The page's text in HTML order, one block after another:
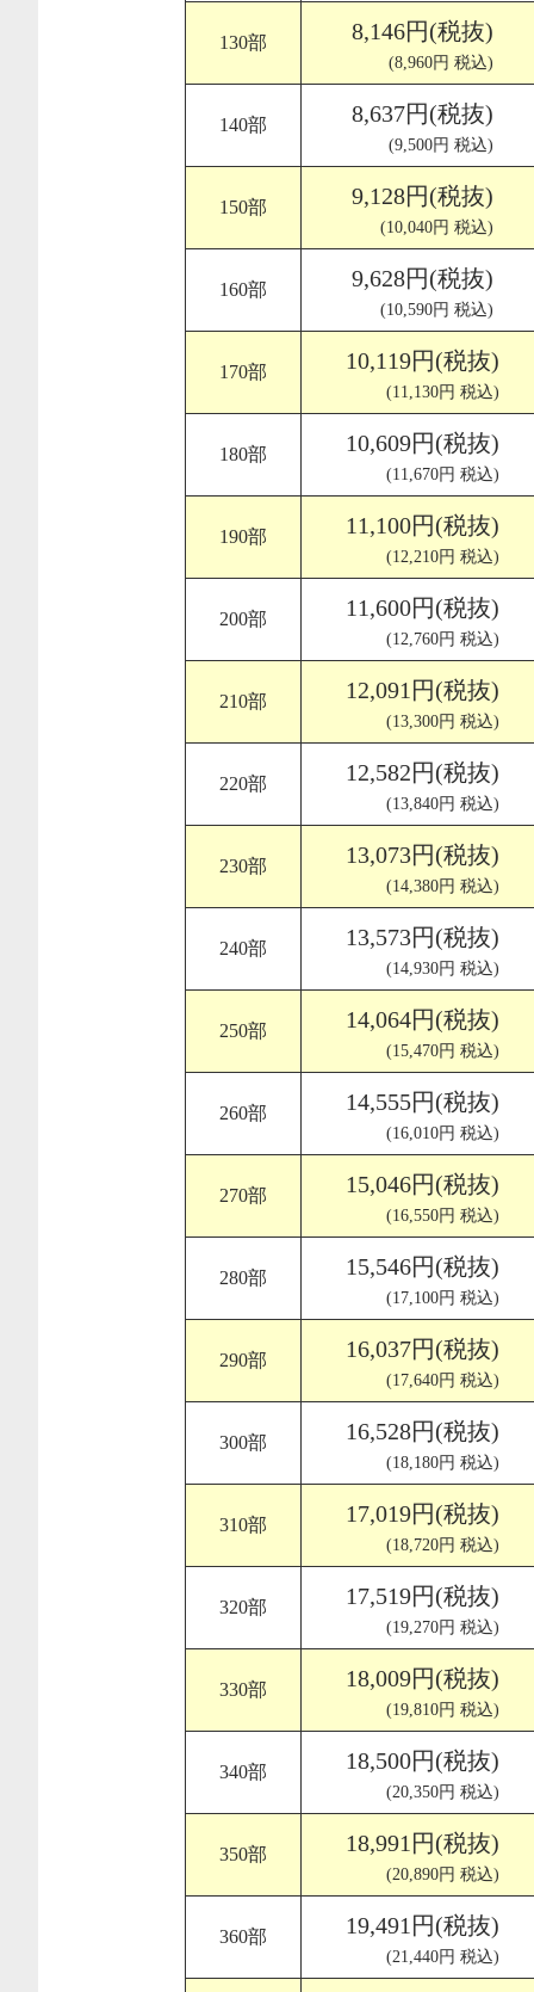
130部 8,146円(税抜)
(8,960円 税込)
140部 8,637円(税抜)
(9,500円 税込)
150部 9,128円(税抜)
(10,040円 税込)
160部 9,628円(税抜)
(10,590円 税込)
170部 10,119円(税抜)
(11,130円 税込)
180部 10,609円(税抜)
(11,670円 税込)
190部 11,100円(税抜)
(12,210円 税込)
200部 11,600円(税抜)
(12,760円 税込)
210部 12,091円(税抜)
(13,300円 税込)
220部 12,582円(税抜)
(13,840円 税込)
230部 13,073円(税抜)
(14,380円 税込)
240部 13,573円(税抜)
(14,930円 税込)
250部 14,064円(税抜)
(15,470円 税込)
260部 14,555円(税抜)
(16,010円 税込)
270部 15,046円(税抜)
(16,550円 税込)
280部 15,546円(税抜)
(17,100円 税込)
290部 16,037円(税抜)
(17,640円 税込)
300部 16,528円(税抜)
(18,180円 税込)
310部 17,019円(税抜)
(18,720円 税込)
320部 17,519円(税抜)
(19,270円 税込)
330部 18,009円(税抜)
(19,810円 税込)
340部 18,500円(税抜)
(20,350円 税込)
350部 18,991円(税抜)
(20,890円 税込)
360部 19,491円(税抜)
(21,440円 税込)